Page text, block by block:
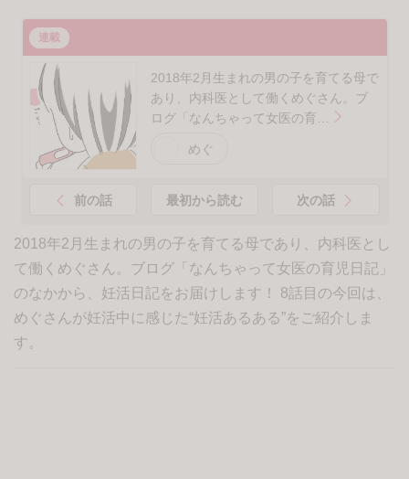
連載
2018年2月生まれの男の子を育てる母で
あり、内科医として働くめぐさん。ブ
ログ「なんちゃって女医の育…
めぐ
前の話 最初から読む 次の話
2018年2月生まれの男の子を育てる母であり、内科医とし
て働くめぐさん。ブログ「なんちゃって女医の育児日記」
のなかから、妊活日記をお届けします！ 8話目の今回は、
めぐさんが妊活中に感じた“妊活あるある”をご紹介しま
す。